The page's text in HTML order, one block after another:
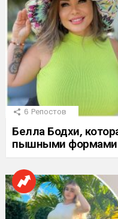
6 Репостов
Белла Бодхи,
пышными формами